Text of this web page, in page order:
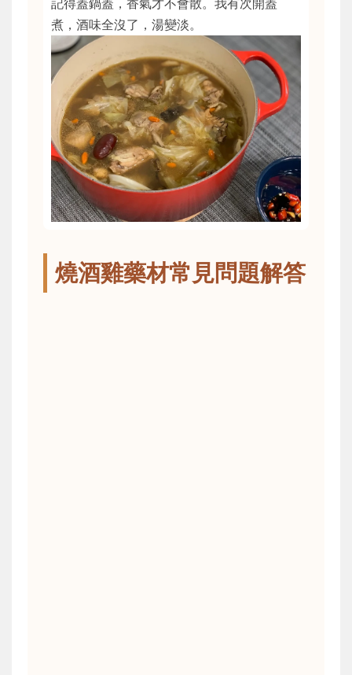
記得蓋鍋蓋，香氣才不會散。我有次開蓋
煮，酒味全沒了，湯變淡。
燒酒雞藥材常見問題解答